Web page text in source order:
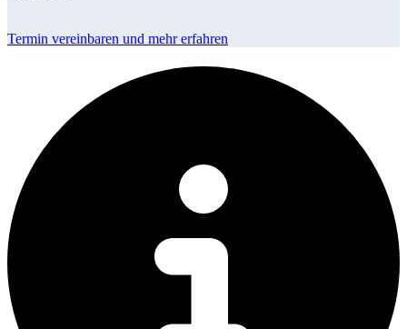
Termin vereinbaren und mehr erfahren